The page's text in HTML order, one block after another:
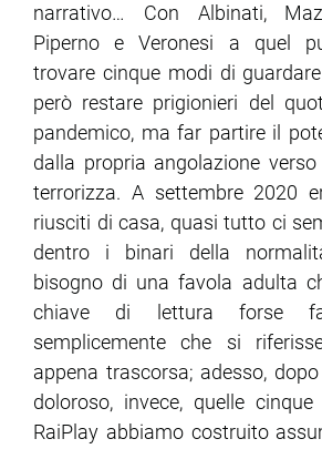
narrativo… Con Albinati,
Piperno e Veronesi a quel
trovare cinque modi di
però restare prigionieri del
pandemico, ma far partire il
dalla propria angolazione
terrorizza. A settembre 2020
riusciti di casa, quasi tutto ci
dentro i binari della
bisogno di una favola adulta
chiave di lettura forse
semplicemente che si
appena trascorsa; adesso,
doloroso, invece, quelle
RaiPlay abbiamo costruito